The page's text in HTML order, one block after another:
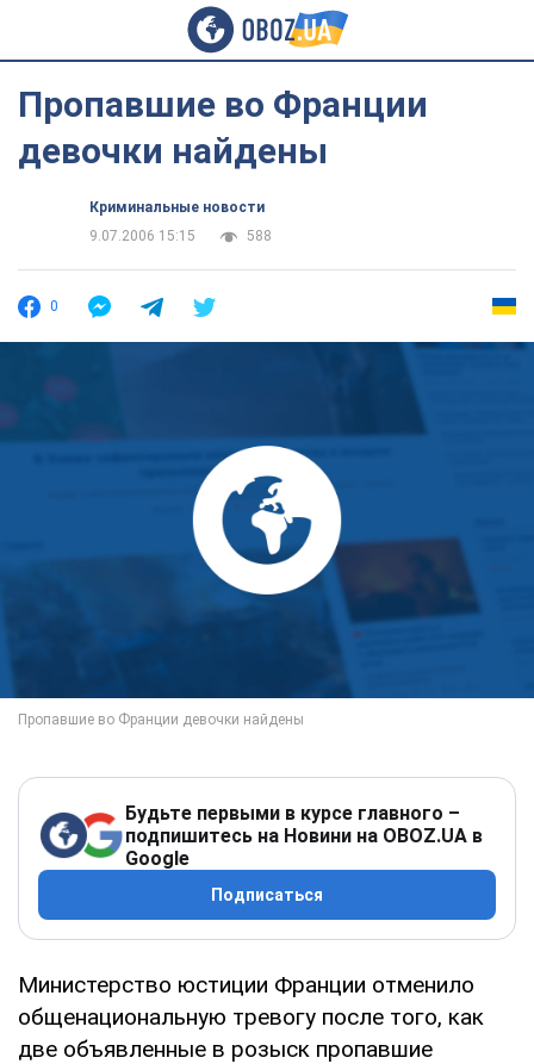
Пропавшие во Франции
девочки найдены
Криминальные новости
9.07.2006 15:15
588
0
Будьте первыми в курсе главного –
подпишитесь на Новини на OBOZ.UA в
Google
Подписаться
Министерство юстиции Франции отменило
общенациональную тревогу после того, как
две объявленные в розыск пропавшие